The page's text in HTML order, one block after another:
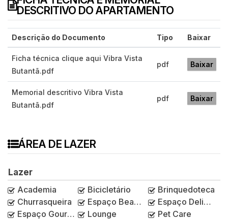
DESCRITIVO DO APARTAMENTO
Descrição do Documento Tipo Baixar
Ficha técnica clique aqui Vibra Vista
Butantã.pdf
pdf Baixar
Memorial descritivo Vibra Vista
Butantã.pdf
pdf Baixar
ÁREA DE LAZER
Lazer
Academia
Bicicletário
Brinquedoteca
Churrasqueira
Espaço Beauty
Espaço Delivery
Espaço Gourmet
Lounge
Pet Care